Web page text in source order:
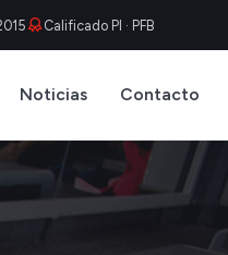
Calificado PI · PFB
Noticias Contacto